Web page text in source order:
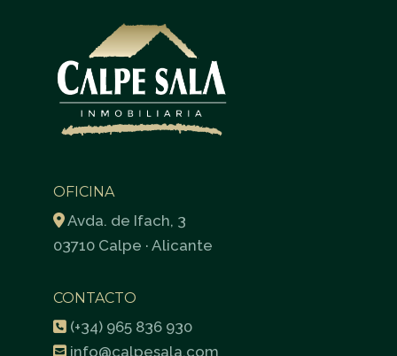
OFICINA
Avda. de Ifach, 3
03710 Calpe · Alicante
CONTACTO
(+34) 965 836 930
info@calpesala.com